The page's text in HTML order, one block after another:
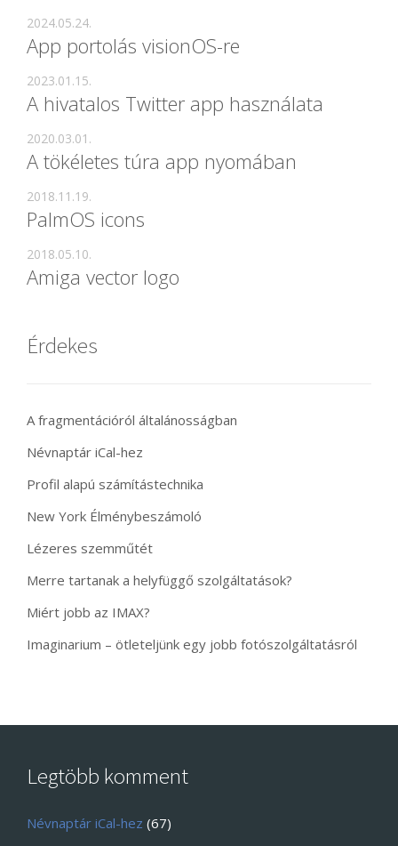
App portolás visionOS-re
2024.05.24.
A hivatalos Twitter app használata
2023.01.15.
A tökéletes túra app nyomában
2020.03.01.
PalmOS icons
2018.11.19.
Amiga vector logo
2018.05.10.
Érdekes
A fragmentációról általánosságban
Névnaptár iCal-hez
Profil alapú számítástechnika
New York Élménybeszámoló
Lézeres szemműtét
Merre tartanak a helyfüggő szolgáltatások?
Miért jobb az IMAX?
Imaginarium – ötleteljünk egy jobb fotószolgáltatásról
Legtöbb komment
Névnaptár iCal-hez (67)